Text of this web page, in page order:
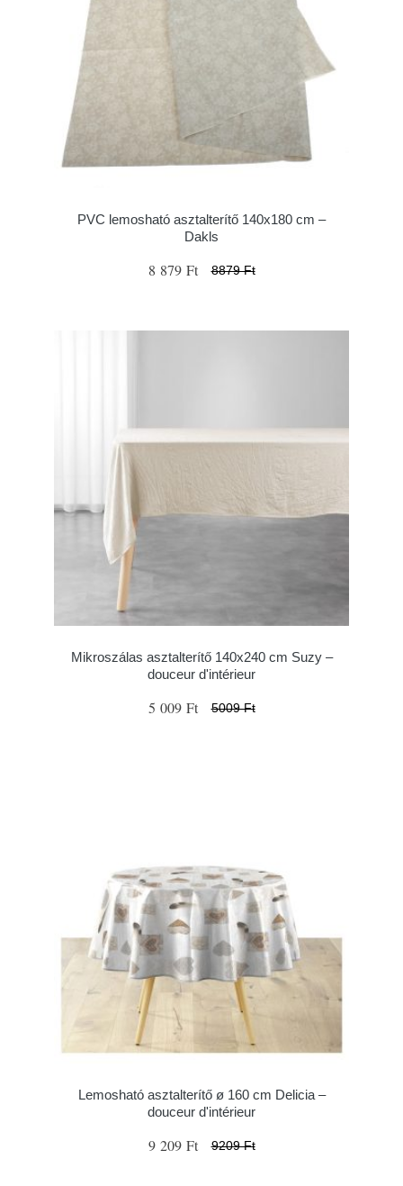
PVC lemosható asztalterítő 140x180 cm –
Dakls
8 879 Ft 8879 Ft
Mikroszálas asztalterítő 140x240 cm Suzy –
douceur d'intérieur
5 009 Ft 5009 Ft
Lemosható asztalterítő ø 160 cm Delicia –
douceur d'intérieur
9 209 Ft 9209 Ft